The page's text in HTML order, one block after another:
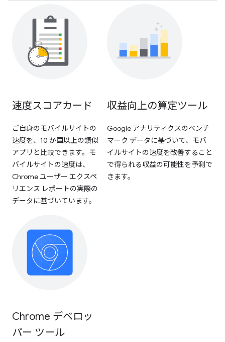
速度スコアカード
ご自身のモバイルサイトの
速度を、10 か国以上の類似
アプリと比較できます。モ
バイルサイトの速度は、
Chrome ユーザー エクスペ
リエンス レポートの実際の
データに基づいています。
収益向上の算定ツール
Google アナリティクスのベンチ
マーク データに基づいて、モバ
イルサイトの速度を改善すること
で得られる収益の可能性を予測で
きます。
Chrome デベロッ
パー ツール